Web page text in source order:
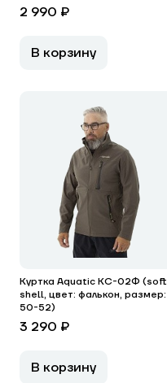
2 990 ₽
В корзину
Куртка Aquatic КС-02Ф (soft
shell, цвет: фалькон, размер:
50-52)
3 290 ₽
В корзину